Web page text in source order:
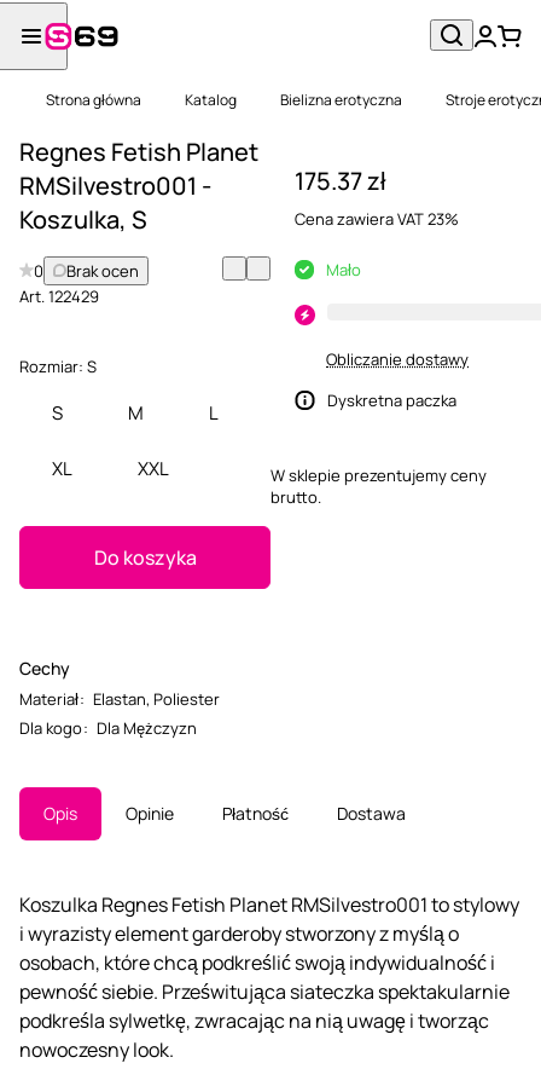
Strona główna Katalog Bielizna erotyczna Stroje
Regnes Fetish Planet
RMSilvestro001 -
Koszulka, S
0
Brak ocen
Art.122429
Rozmiar: S
S M L
XL XXL
Do koszyka
Cechy
Materiał: Elastan, Poliester
Dla kogo: Dla Mężczyzn
175.37 zł
Cena zawiera VAT 23%
Mało
Obliczanie dostawy
Dyskretna paczka
W sklepie prezentujemy ceny
brutto.
Opis Opinie Płatność Dostawa
Koszulka Regnes Fetish Planet RMSilvestro001 to stylowy
i wyrazisty element garderoby stworzony z myślą o
osobach, które chcą podkreślić swoją indywidualność i
pewność siebie. Prześwitująca siateczka spektakularnie
podkreśla sylwetkę, zwracając na nią uwagę i tworząc
nowoczesny look.